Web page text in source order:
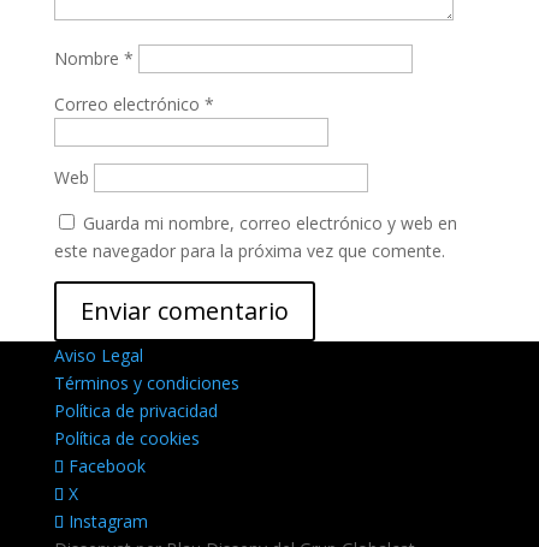
Nombre *
Correo electrónico *
Web
Guarda mi nombre, correo electrónico y web en
este navegador para la próxima vez que comente.
Aviso Legal
Términos y condiciones
Política de privacidad
Política de cookies
Facebook
X
Instagram